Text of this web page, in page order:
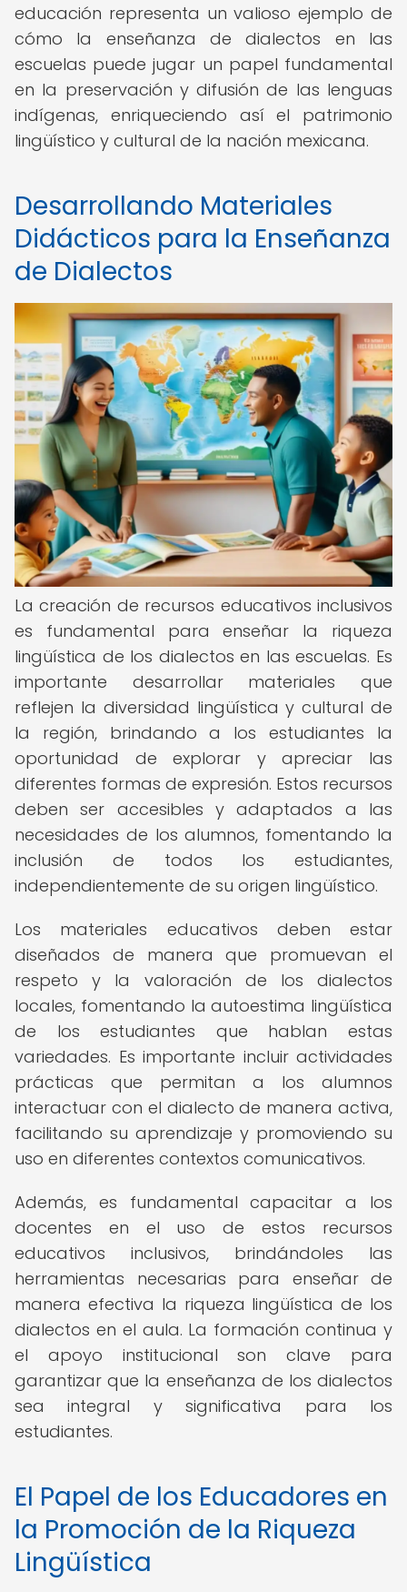
educación representa un valioso ejemplo de
cómo la enseñanza de dialectos en las
escuelas puede jugar un papel fundamental
en la preservación y difusión de las lenguas
indígenas, enriqueciendo así el patrimonio
lingüístico y cultural de la nación mexicana.
Desarrollando Materiales
Didácticos para la Enseñanza
de Dialectos
La creación de recursos educativos inclusivos
es fundamental para enseñar la riqueza
lingüística de los dialectos en las escuelas. Es
importante desarrollar materiales que
reflejen la diversidad lingüística y cultural de
la región, brindando a los estudiantes la
oportunidad de explorar y apreciar las
diferentes formas de expresión. Estos recursos
deben ser accesibles y adaptados a las
necesidades de los alumnos, fomentando la
inclusión de todos los estudiantes,
independientemente de su origen lingüístico.
Los materiales educativos deben estar
diseñados de manera que promuevan el
respeto y la valoración de los dialectos
locales, fomentando la autoestima lingüística
de los estudiantes que hablan estas
variedades. Es importante incluir actividades
prácticas que permitan a los alumnos
interactuar con el dialecto de manera activa,
facilitando su aprendizaje y promoviendo su
uso en diferentes contextos comunicativos.
Además, es fundamental capacitar a los
docentes en el uso de estos recursos
educativos inclusivos, brindándoles las
herramientas necesarias para enseñar de
manera efectiva la riqueza lingüística de los
dialectos en el aula. La formación continua y
el apoyo institucional son clave para
garantizar que la enseñanza de los dialectos
sea integral y significativa para los
estudiantes.
El Papel de los Educadores en
la Promoción de la Riqueza
Lingüística